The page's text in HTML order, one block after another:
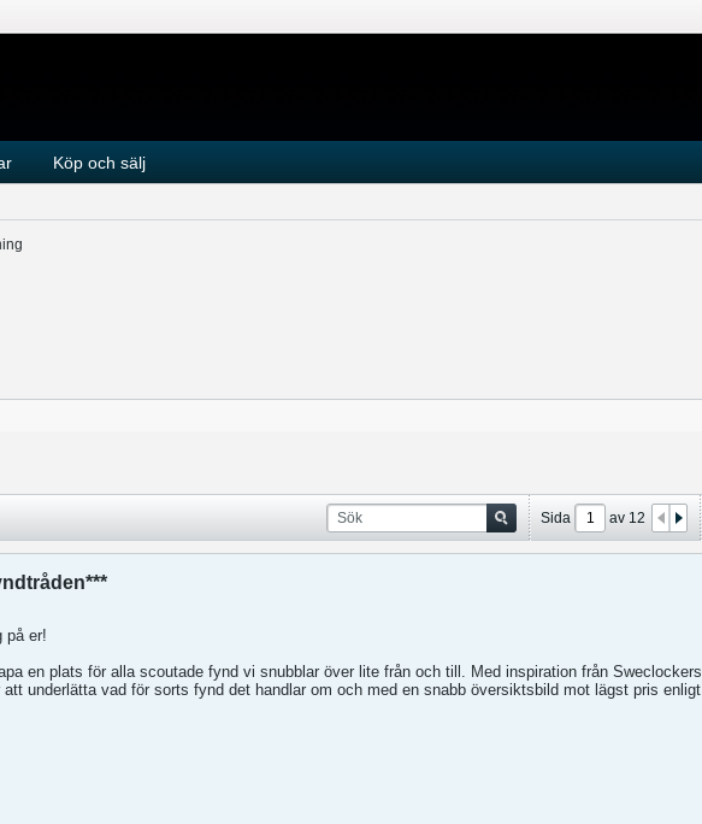
Köp och sälj
Sida av 12
på er!
en plats för alla scoutade fynd vi snubblar över lite från och till. Med inspiration från Sweclockers
underlätta vad för sorts fynd det handlar om och med en snabb översiktsbild mot lägst pris enligt